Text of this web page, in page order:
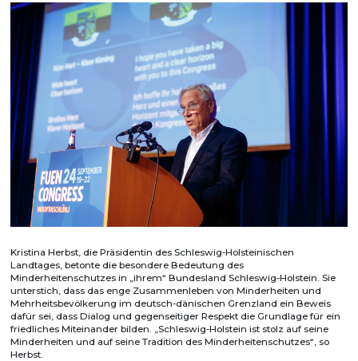
Kristina Herbst, die Präsidentin des Schleswig-Holsteinischen
Landtages, betonte die besondere Bedeutung des
Minderheitenschutzes in „ihrem“ Bundesland Schleswig-Holstein. Sie
unterstich, dass das enge Zusammenleben von Minderheiten und
Mehrheitsbevölkerung im deutsch-dänischen Grenzland ein Beweis
dafür sei, dass Dialog und gegenseitiger Respekt die Grundlage für ein
friedliches Miteinander bilden. „Schleswig-Holstein ist stolz auf seine
Minderheiten und auf seine Tradition des Minderheitenschutzes“, so
Herbst.